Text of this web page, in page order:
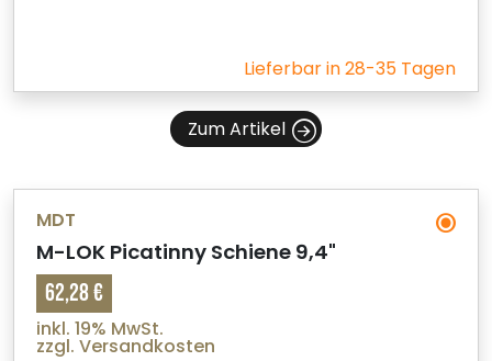
Lieferbar in 28-35 Tagen
Zum Artikel
MDT
M-LOK Picatinny Schiene 9,4"
62,28 €
inkl. 19% MwSt.
zzgl. Versandkosten